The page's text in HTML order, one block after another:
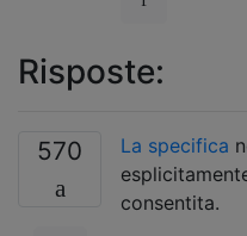
Risposte:
570 La specifica
consentita.